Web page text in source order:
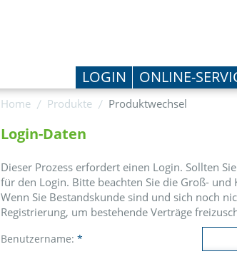
LOGIN ONLINE-
Home Produkte Produktwechsel
Login-Daten
Dieser Prozess erfordert einen Login. Sollten
für den Login. Bitte beachten Sie die Groß- und
Wenn Sie Bestandskunde sind und sich noch
Registrierung, um bestehende Verträge
Benutzername: *